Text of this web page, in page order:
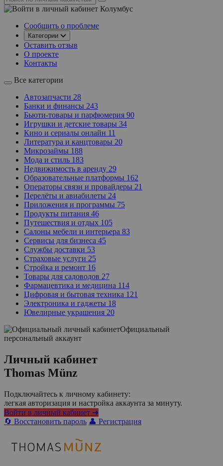
Колумбус
Сообщить о проблеме
Категории
Оставить отзыв
О проекте
Контакты
Все категории
Автозапчасти 28
Банки и финансы 243
Бьюти-товары и парфюмерия 90
Игрушки и детские товары 34
Кино и сериалы онлайн 11
Литература и канцтовары 20
Микрозаймы 188
Мода и стиль 183
Недвижимость в аренду 29
Образовательные платформы 162
Операторы связи и провайдеры 21
Перелёты и авиабилеты 24
Приложения и программы 75
Продукты питания 46
Путешествия и отдых 105
Салоны мебели и интерьера 83
Сервисы для бизнеса 45
Службы доставки 53
Страховые услуги 25
Стройка и ремонт 16
Товары для садоводов 27
Фармацевтика и медицина 114
Цифровая и бытовая техника 121
Электроника и гаджеты 18
Ювелирные украшения 20
Официальный
персональный аккаунт
Личный кабинет
Thomas Münz
Подключайтесь к личному кабинету:
легкая авторизация и настройка аккаунта за минуту.
Войти в личный кабинет ➜
🔄 Восстановить пароль 👤 Регистрация